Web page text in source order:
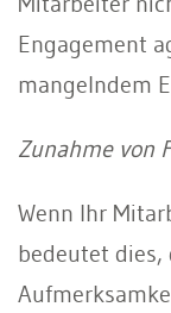
Engagement
mangelndem
Zunahme von
Wenn Ihr
bedeutet dies,